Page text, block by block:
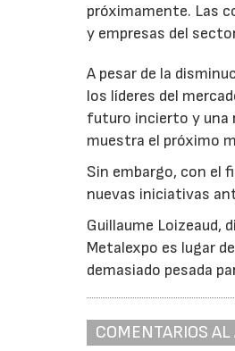
próximamente. Las
y empresas del
A pesar de la
los líderes del
futuro incierto y una
muestra el próximo
Sin embargo, con el
nuevas iniciativas
Guillaume Loizeaud,
Metalexpo es lugar
demasiado pesada
COMENTARIOS